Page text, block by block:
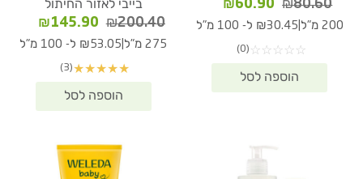
₪80.60
המחיר
המקורי
₪80.60.
₪60.90
המחיר
הנוכחי
200 מ"ל ₪30.45 ל- 100 מ"ל
☆
☆
☆
☆
☆
(0)
בייבי לאזור החיתול
₪200.40
המחיר
המקורי
₪200.40.
₪145.90
הנוכחי
275 מ"ל ₪53.05 ל- 100 מ"ל
★
★
★
★
★
(3)